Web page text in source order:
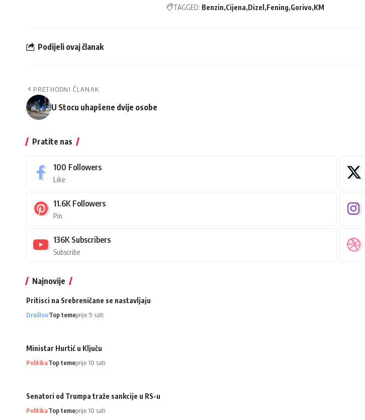
TAGGED: Benzin Cijena Dizel Fening Gorivo KM
Podijeli ovaj članak
PRETHODNI ČLANAK
U Stocu uhapšene dvije osobe
Pratite nas
100 Followers
Like
11.6K Followers
Pin
136K Subscribers
Subscribe
Najnovije
Pritisci na Srebreničane se nastavljaju
DruštvoTop temeprije 9 sati
Ministar Hurtić u Ključu
PolitikaTop temeprije 10 sati
Senatori od Trumpa traže sankcije u RS-u
PolitikaTop temeprije 10 sati